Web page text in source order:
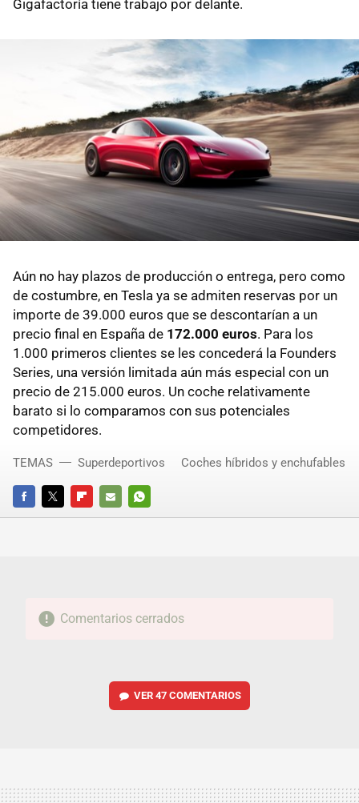
Gigafactoría tiene trabajo por delante.
Aún no hay plazos de producción o entrega, pero como
de costumbre, en Tesla ya se admiten reservas por un
importe de 39.000 euros que se descontarían a un
precio final en España de 172.000 euros. Para los
1.000 primeros clientes se les concederá la Founders
Series, una versión limitada aún más especial con un
precio de 215.000 euros. Un coche relativamente
barato si lo comparamos con sus potenciales
competidores.
FACEBOOKTWITTERFLIPBOARD
E-
WHATSAPP
TEMAS Superdeportivos Coches híbridos y enchufables
Comentarios cerrados
VER 47 COMENTARIOS